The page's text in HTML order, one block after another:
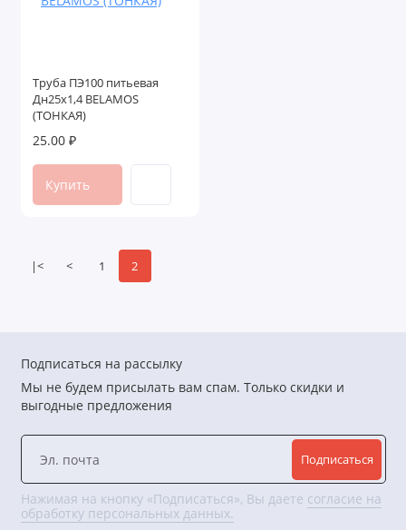
Труба ПЭ100 питьевая
Дн25х1,4 BELAMOS
(ТОНКАЯ)
25.00 ₽
Купить
|< < 1 2
Подписаться на рассылку
Мы не будем присылать вам спам. Только скидки и
выгодные предложения
Подписаться
Нажимая на кнопку «Подписаться», Вы даете согласие на
обработку персональных данных.